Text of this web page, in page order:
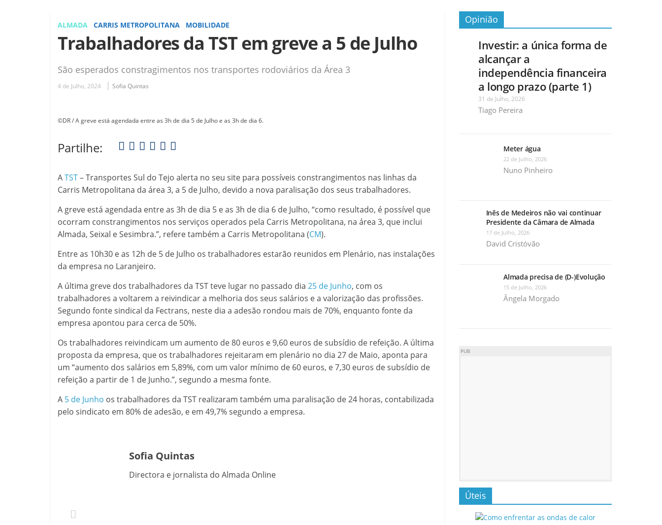
ALMADA CARRIS METROPOLITANA MOBILIDADE
Trabalhadores da TST em greve a 5 de Julho
São esperados constragimentos nos transportes rodoviários da Área 3
4 de Julho, 2024 Sofia Quintas
©DR / A greve está agendada entre as 3h de dia 5 de Julho e as 3h de dia 6.
Partilhe:
ATST– Transportes Sul do Tejo alerta no seu site para possíveis constrangimentos nas linhas da
Carris Metropolitana da área 3, a 5 de Julho, devido a nova paralisação dos seus trabalhadores.
A greve está agendada entre as 3h de dia 5 e as 3h de dia 6 de Julho, “como resultado, é possível que
ocorram constrangimentos nos serviços operados pela Carris Metropolitana, na área 3, que inclui
Almada, Seixal e Sesimbra.”, refere também a Carris Metropolitana (CM).
Entre as 10h30 e as 12h de 5 de Julho os trabalhadores estarão reunidos em Plenário, nas instalações
da empresa no Laranjeiro.
A última greve dos trabalhadores da TST teve lugar no passado dia 25 de Junho, com os
trabalhadores a voltarem a reivindicar a melhoria dos seus salários e a valorização das profissões.
Segundo fonte sindical da Fectrans, neste dia a adesão rondou mais de 70%, enquanto fonte da
empresa apontou para cerca de 50%.
Os trabalhadores reivindicam um aumento de 80 euros e 9,60 euros de subsídio de refeição. A última
proposta da empresa, que os trabalhadores rejeitaram em plenário no dia 27 de Maio, aponta para
um “aumento dos salários em 5,89%, com um valor mínimo de 60 euros, e 7,30 euros de subsídio de
refeição a partir de 1 de Junho.”, segundo a mesma fonte.
A 5 de Junho os trabalhadores da TST realizaram também uma paralisação de 24 horas, contabilizada
pelo sindicato em 80% de adesão, e em 49,7% segundo a empresa.
Sofia Quintas
Directora e jornalista do Almada Online
Opinião
Investir: a única forma de
alcançar a
independência financeira
a longo prazo (parte 1)
31 de Julho, 2026
Tiago Pereira
Meter água
22 de Julho, 2026
Nuno Pinheiro
Inês de Medeiros não vai continuar
Presidente da Câmara de Almada
17 de Julho, 2026
David Cristóvão
Almada precisa de (D-)Evolução
15 de Julho, 2026
Ângela Morgado
PUB
Úteis